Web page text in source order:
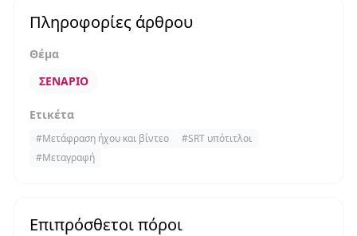
Πληροφορίες άρθρου
Θέμα
ΣΕΝΆΡΙΟ
Ετικέτα
#Μετάφραση ήχου και βίντεο #SRT υπότιτλοι
#Μεταγραφή
Επιπρόσθετοι πόροι